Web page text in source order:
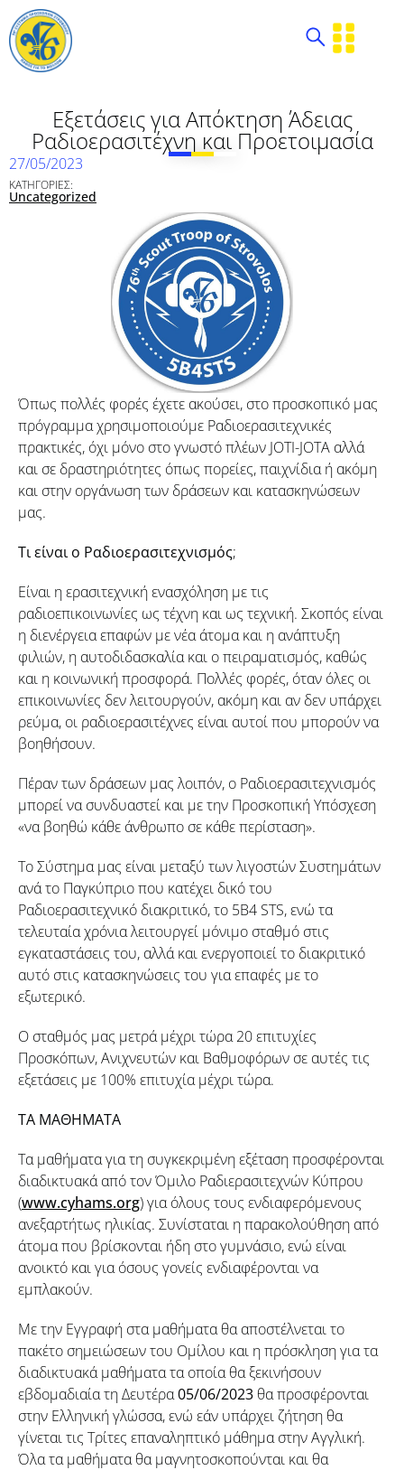
Εξετάσεις για Απόκτηση Άδειας
Ραδιοερασιτέχνη και Προετοιμασία
27/05/2023
ΚΑΤΗΓΟΡΙΕΣ:
Uncategorized
Όπως πολλές φορές έχετε ακούσει, στο προσκοπικό μας
πρόγραμμα χρησιμοποιούμε Ραδιοερασιτεχνικές
πρακτικές, όχι μόνο στο γνωστό πλέων JOTI-JOTA αλλά
και σε δραστηριότητες όπως πορείες, παιχνίδια ή ακόμη
και στην οργάνωση των δράσεων και κατασκηνώσεων
μας.
Τι είναι ο Ραδιοερασιτεχνισμός;
Είναι η ερασιτεχνική ενασχόληση με τις
ραδιοεπικοινωνίες ως τέχνη και ως τεχνική. Σκοπός είναι
η διενέργεια επαφών με νέα άτομα και η ανάπτυξη
φιλιών, η αυτοδιδασκαλία και ο πειραματισμός, καθώς
και η κοινωνική προσφορά. Πολλές φορές, όταν όλες οι
επικοινωνίες δεν λειτουργούν, ακόμη και αν δεν υπάρχει
ρεύμα, οι ραδιοερασιτέχνες είναι αυτοί που μπορούν να
βοηθήσουν.
Πέραν των δράσεων μας λοιπόν, ο Ραδιοερασιτεχνισμός
μπορεί να συνδυαστεί και με την Προσκοπική Υπόσχεση
«να βοηθώ κάθε άνθρωπο σε κάθε περίσταση».
Το Σύστημα μας είναι μεταξύ των λιγοστών Συστημάτων
ανά το Παγκύπριο που κατέχει δικό του
Ραδιοερασιτεχνικό διακριτικό, το 5B4 STS, ενώ τα
τελευταία χρόνια λειτουργεί μόνιμο σταθμό στις
εγκαταστάσεις του, αλλά και ενεργοποιεί το διακριτικό
αυτό στις κατασκηνώσεις του για επαφές με το
εξωτερικό.
Ο σταθμός μας μετρά μέχρι τώρα 20 επιτυχίες
Προσκόπων, Ανιχνευτών και Βαθμοφόρων σε αυτές τις
εξετάσεις με 100% επιτυχία μέχρι τώρα.
ΤΑ ΜΑΘΗΜΑΤΑ
Τα μαθήματα για τη συγκεκριμένη εξέταση προσφέρονται
διαδικτυακά από τον Όμιλο Ραδιερασιτεχνών Κύπρου
(www.cyhams.org) για όλους τους ενδιαφερόμενους
ανεξαρτήτως ηλικίας. Συνίσταται η παρακολούθηση από
άτομα που βρίσκονται ήδη στο γυμνάσιο, ενώ είναι
ανοικτό και για όσους γονείς ενδιαφέρονται να
εμπλακούν.
Με την Εγγραφή στα μαθήματα θα αποστέλνεται το
πακέτο σημειώσεων του Ομίλου και η πρόσκληση για τα
διαδικτυακά μαθήματα τα οποία θα ξεκινήσουν
εβδομαδιαία τη Δευτέρα05/06/2023θα προσφέρονται
στην Ελληνική γλώσσα, ενώ εάν υπάρχει ζήτηση θα
γίνεται τις Τρίτες επαναληπτικό μάθημα στην Αγγλική.
Όλα τα μαθήματα θα μαγνητοσκοπούνται και θα